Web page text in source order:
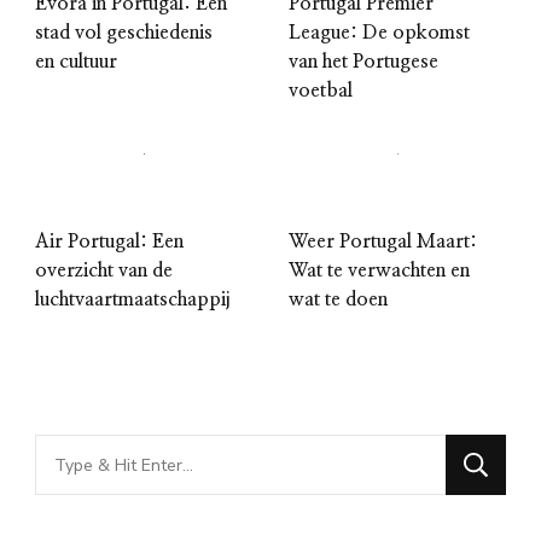
stad vol geschiedenis
en cultuur
League: De opkomst
van het Portugese
voetbal
Air Portugal: Een
overzicht van de
luchtvaartmaatschappij
Weer Portugal Maart:
Wat te verwachten en
wat te doen
Looking
for